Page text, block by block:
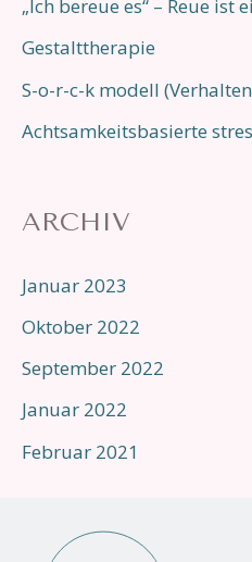
„Ich bereue es“ – Reue ist
Gestalttherapie
S-o-r-c-k modell
Achtsamkeitsbasierte
ARCHIV
Januar 2023
Oktober 2022
September 2022
Januar 2022
Februar 2021